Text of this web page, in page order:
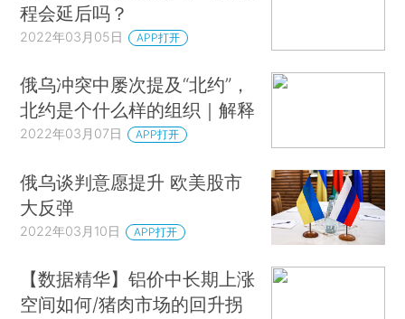
程会延后吗？
2022年03月05日 APP打开
俄乌冲突中屡次提及“北约”，
北约是个什么样的组织｜解释
2022年03月07日 APP打开
俄乌谈判意愿提升 欧美股市
大反弹
2022年03月10日 APP打开
【数据精华】铝价中长期上涨
空间如何/猪肉市场的回升拐